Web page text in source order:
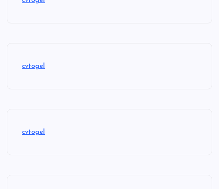
cvtogel
cvtogel